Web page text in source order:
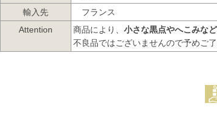
輸入先
フランス
Attention
商品により、 小さな黒点やへこみな
不良品ではございませんので予めご了